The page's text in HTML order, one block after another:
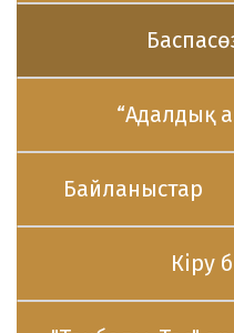
“Адалдық
Байланыстар
Кіру